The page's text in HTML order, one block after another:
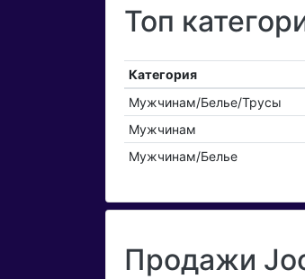
Топ
Категория
Мужчинам/Белье/Трусы
Мужчинам
Мужчинам/Белье
Продажи